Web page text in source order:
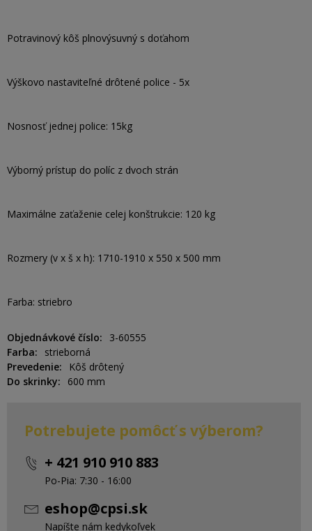
Potravinový kôš plnovýsuvný s doťahom
Výškovo nastaviteľné drôtené police - 5x
Nosnosť jednej police: 15kg
Výborný prístup do políc z dvoch strán
Maximálne zaťaženie celej konštrukcie: 120 kg
Rozmery (v x š x h): 1710-1910 x 550 x 500 mm
Farba: striebro
Objednávkové číslo
3-60555
Farba
strieborná
Prevedenie
Kôš drôtený
Do skrinky
600 mm
Potrebujete pomôcť s výberom?
+ 421 910 910 883
Po-Pia: 7:30 - 16:00
eshop@cpsi.sk
Napíšte nám kedykoľvek